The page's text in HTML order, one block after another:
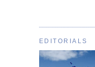
EDITORIALS